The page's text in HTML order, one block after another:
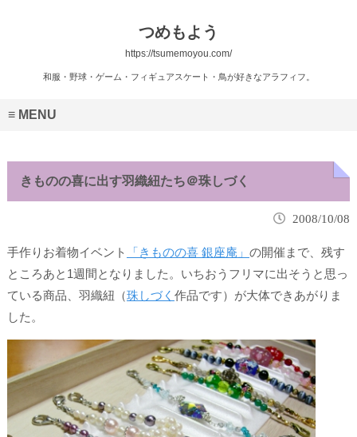
つめもよう
https://tsumemoyou.com/
和服・野球・ゲーム・フィギュアスケート・鳥が好きなアラフィフ。
MENU
きものの喜に出す羽織紐たち＠珠しづく
2008/10/08
手作りお着物イベント 「きものの喜 銀座庵」 の開催まで、残す
ところあと1週間となりました。いちおうフリマに出そうと思っ
ている商品、羽織紐（珠しづく 作品です）が大体できあがりま
した。